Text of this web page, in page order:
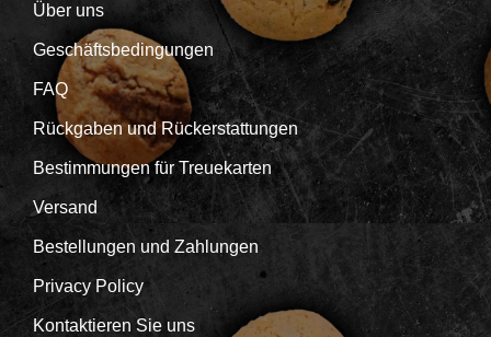
Über uns
Geschäftsbedingungen
FAQ
Rückgaben und Rückerstattungen
Bestimmungen für Treuekarten
Versand
Bestellungen und Zahlungen
Privacy Policy
Kontaktieren Sie uns